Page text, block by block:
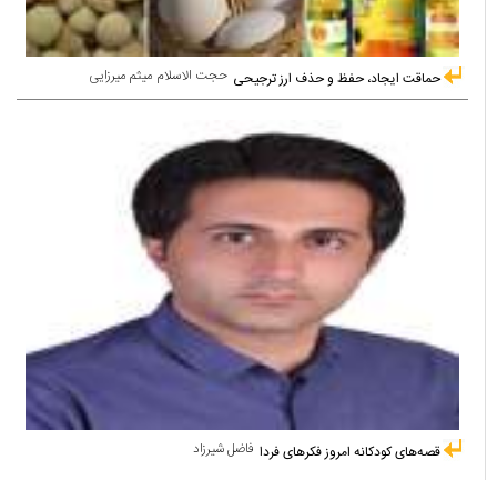
حجت الاسلام میثم میرزایی حماقت ایجاد، حفظ و حذف ارز ترجیحی
فاضل شیرزاد قصه‌های کودکانه امروز فکرهای فردا